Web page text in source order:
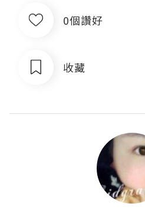
0個讚好
收藏